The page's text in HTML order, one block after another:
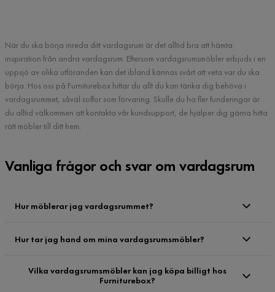
När du ska börja inreda ditt vardagsrum är det alltid bra att hämta
inspiration från andra vardagsrum. Eftersom vardagsrumsmöbler erbjuds i en
uppsjö av olika utföranden kan det ibland kännas svårt att veta var du ska
börja. Hos oss på Furniturebox hittar du allt du kan tänka dig behöva i
vardagsrummet, såväl soffor som förvaring. Skulle du ha fler funderingar är
du alltid välkommen att kontakta vår kundsupport, de hjälper dig gärna hitta
rätt möbler till ditt hem.
Vanliga frågor och svar om vardagsrum
Hur möblerar jag vardagsrummet?
Hur tar jag hand om mina vardagsrumsmöbler?
Vilka vardagsrumsmöbler kan jag köpa billigt hos
Furniturebox?